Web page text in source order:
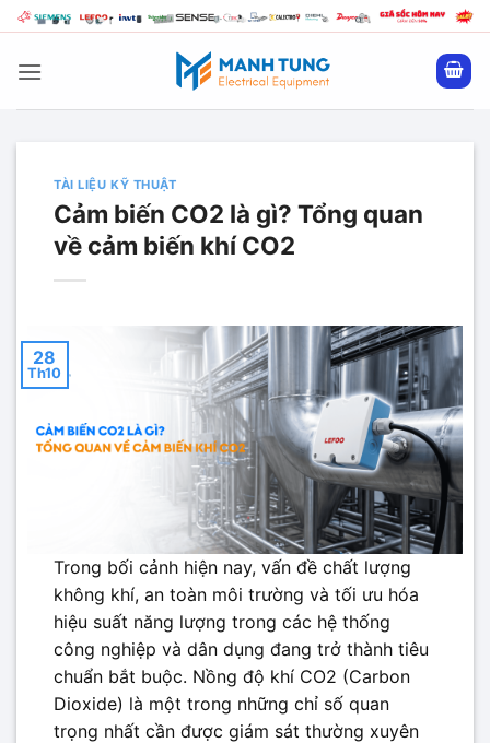
Bỏ
qua
nội
TÀI LIỆU KỸ THUẬT
Cảm biến CO2 là gì? Tổng quan
về cảm biến khí CO2
28
Th10
Trong bối cảnh hiện nay, vấn đề chất lượng
không khí, an toàn môi trường và tối ưu hóa
hiệu suất năng lượng trong các hệ thống
công nghiệp và dân dụng đang trở thành tiêu
chuẩn bắt buộc. Nồng độ khí CO2 (Carbon
Dioxide) là một trong những chỉ số quan
trọng nhất cần được giám sát thường xuyên